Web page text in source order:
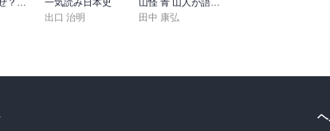
世界の「なぜ？」が見えてくる 大人の地政学 ざっと丸わかり
一気読み日本史
出口 治明
山怪 青 山人が語る不思議な話
田中 康弘